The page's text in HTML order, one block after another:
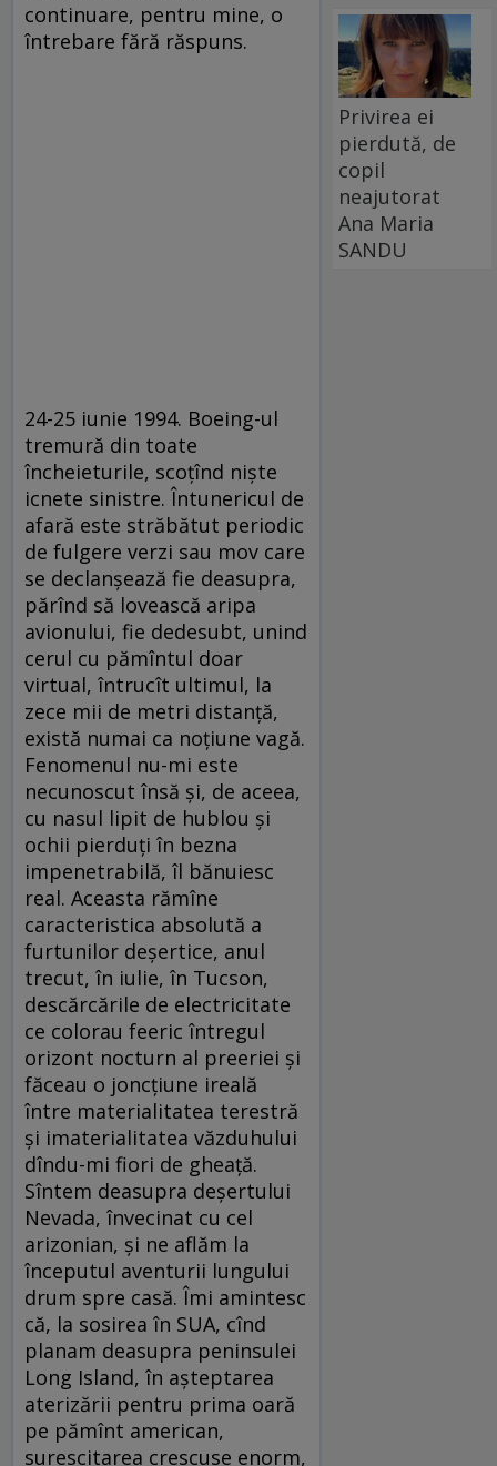
continuare, pentru mine, o
întrebare fără răspuns.
24-25 iunie 1994. Boeing-ul
tremură din toate
încheieturile, scoţînd nişte
icnete sinistre. Întunericul de
afară este străbătut periodic
de fulgere verzi sau mov care
se declanşează fie deasupra,
părînd să lovească aripa
avionului, fie dedesubt, unind
cerul cu pămîntul doar
virtual, întrucît ultimul, la
zece mii de metri distanţă,
există numai ca noţiune vagă.
Fenomenul nu-mi este
necunoscut însă şi, de aceea,
cu nasul lipit de hublou şi
ochii pierduţi în bezna
impenetrabilă, îl bănuiesc
real. Aceasta rămîne
caracteristica absolută a
furtunilor deşertice, anul
trecut, în iulie, în Tucson,
descărcările de electricitate
ce colorau feeric întregul
orizont nocturn al preeriei şi
făceau o joncţiune ireală
între materialitatea terestră
şi imaterialitatea văzduhului
dîndu-mi fiori de gheaţă.
Sîntem deasupra deşertului
Nevada, învecinat cu cel
arizonian, şi ne aflăm la
începutul aventurii lungului
drum spre casă. Îmi amintesc
că, la sosirea în SUA, cînd
planam deasupra peninsulei
Long Island, în aşteptarea
aterizării pentru prima oară
pe pămînt american,
surescitarea crescuse enorm,
Privirea ei
pierdută, de
copil
neajutorat
Ana Maria
SANDU